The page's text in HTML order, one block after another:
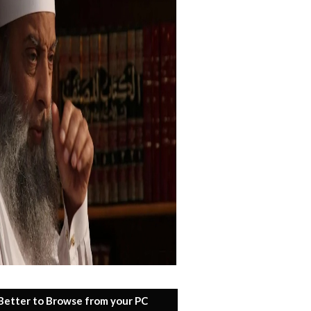
to Browse from your PC